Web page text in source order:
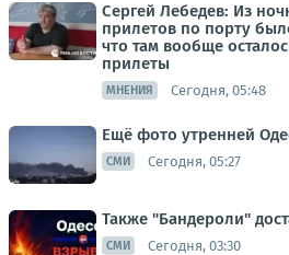
Сергей Лебедев: Из
прилетов по порту
что там вообще
прилеты
МНЕНИЯ Сегодня, 05:48
Ещё фото утренней
СМИ Сегодня, 05:27
Также "Бандероли"
СМИ Сегодня, 03:30